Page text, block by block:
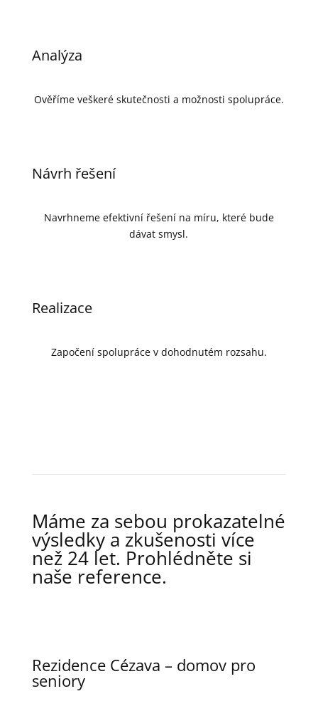
Analýza
Ověříme veškeré skutečnosti a možnosti spolupráce.
Návrh řešení
Navrhneme efektivní řešení na míru, které bude
dávat smysl.
Realizace
Započení spolupráce v dohodnutém rozsahu.
Máme za sebou prokazatelné
výsledky a zkušenosti více
než 24 let. Prohlédněte si
naše reference.
Rezidence Cézava – domov pro
seniory